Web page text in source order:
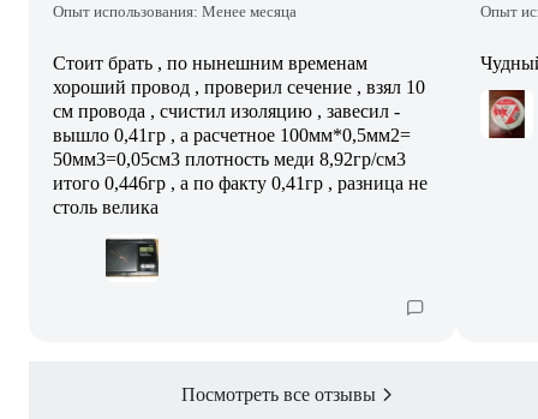
Опыт использования: Менее месяца
Стоит брать , по нынешним временам
хороший провод , проверил сечение , взял 10
см провода , счистил изоляцию , завесил -
вышло 0,41гр , а расчетное 100мм*0,5мм2=
50мм3=0,05см3 плотность меди 8,92гр/см3
итого 0,446гр , а по факту 0,41гр , разница не
столь велика
Опыт
Посмотреть все отзывы